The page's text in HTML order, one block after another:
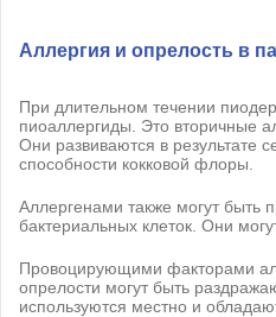
Аллергия и опрелость в
При длительном течении
пиоаллергиды. Это вторичные
Они развиваются в результате
способности кокковой флоры.
Аллергенами также могут быть
бактериальных клеток. Они
Провоцирующими факторами
опрелости могут быть
используются местно и